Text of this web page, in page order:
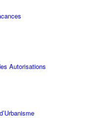
Autorisations